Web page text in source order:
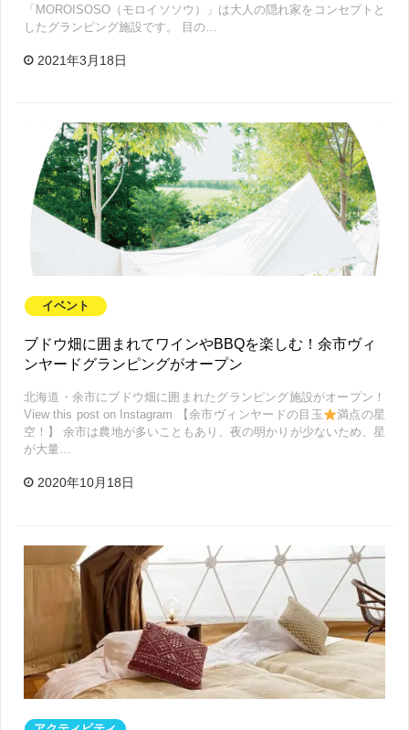
「MOROISOSO（モロイソソウ）」は大人の隠れ家をコンセプトと
したグランピング施設です。 目の…
2021年3月18日
イベント
ブドウ畑に囲まれてワインやBBQを楽しむ！余市ヴィ
ンヤードグランピングがオープン
北海道・余市にブドウ畑に囲まれたグランピング施設がオープン！
View this post on Instagram 【余市ヴィンヤードの目玉
満点の星
空！】 余市は農地が多いこともあり、夜の明かりが少ないため、星
が大量…
2020年10月18日